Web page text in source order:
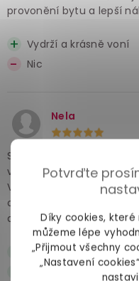
Potvrďte
Díky cookies,
můžeme lépe
„Přijmout všechny
„Nastavení
provonění bytu a lepší
Vydrží a krásně voní
Nic
Nela
Skvělý produkt! S
vůně. Všechny mají
Velmi dobře se hodí i na
oblíbili. Je taky fajn, že
doporučuju sfouknout
Aroma
Textura